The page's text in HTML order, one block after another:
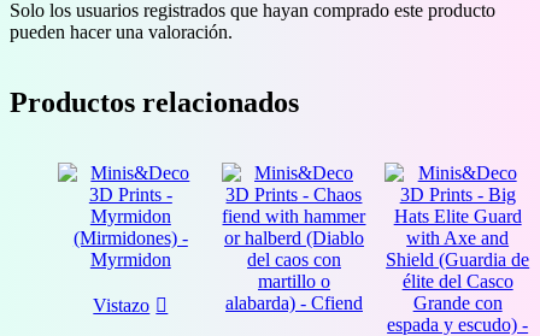
Solo los usuarios registrados que hayan comprado este producto
pueden hacer una valoración.
Productos relacionados
Vistazo